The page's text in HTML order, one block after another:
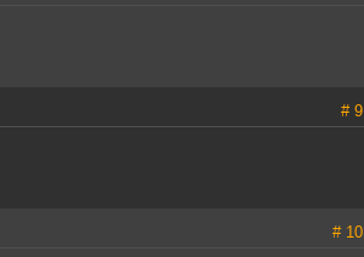
# 9
# 10